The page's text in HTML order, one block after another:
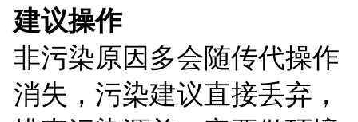
建议操作
非污染原因多会随传代操作
消失，污染建议直接丢弃，